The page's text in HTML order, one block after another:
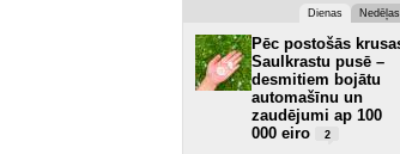
Dienas Nedēļas
Pēc postošās
Saulkrastu pusē –
desmitiem bojātu
automašīnu un
zaudējumi ap 100
000 eiro
2